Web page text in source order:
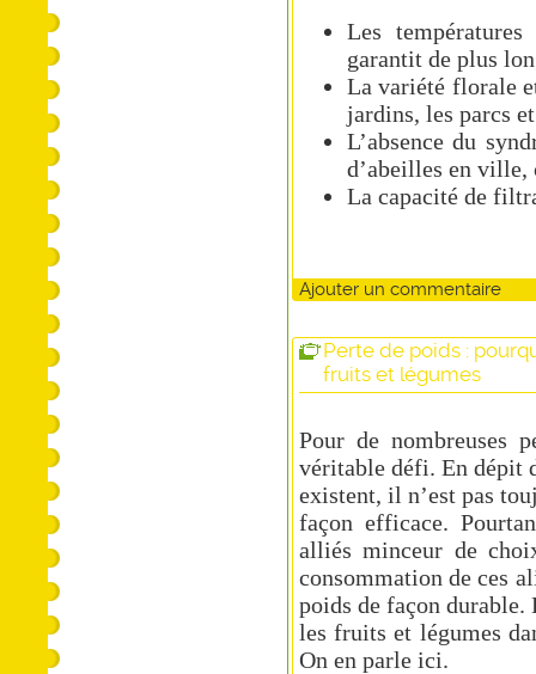
Les
garantit de plus
La variété florale
jardins, les parcs
L’absence du
d’abeilles en ville,
La capacité de
Ajouter un commentaire
Perte de poids :
fruits et légumes
Pour de nombreuses
véritable défi. En dépit
existent, il n’est pas
façon efficace.
alliés minceur de
consommation de ces
poids de façon
les fruits et légumes
On en parle ici.